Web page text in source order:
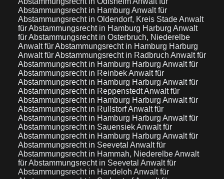
Abstammungsrecht in Hamburg Anwalt für
Abstammungsrecht in Oldendorf, Kreis StadeAnwalt
für Abstammungsrecht in Hamburg Harburg Anwalt
für Abstammungsrecht in Osterbruch, Niederelbe
Anwalt für Abstammungsrecht in Hamburg Harburg
Anwalt für Abstammungsrecht in Radbruch Anwalt für
Abstammungsrecht in Hamburg Harburg Anwalt für
Abstammungsrecht in ReinbekAnwalt für
Abstammungsrecht in Hamburg Harburg Anwalt für
Abstammungsrecht in ReppenstedtAnwalt für
Abstammungsrecht in Hamburg Harburg Anwalt für
Abstammungsrecht in RullstorfAnwalt für
Abstammungsrecht in Hamburg Harburg Anwalt für
Abstammungsrecht in SauensiekAnwalt für
Abstammungsrecht in Hamburg Harburg Anwalt für
Abstammungsrecht in Seevetal Anwalt für
Abstammungsrecht in Hammah, NiederelbeAnwalt
für Abstammungsrecht in Seevetal Anwalt für
Abstammungsrecht in Handeloh Anwalt für